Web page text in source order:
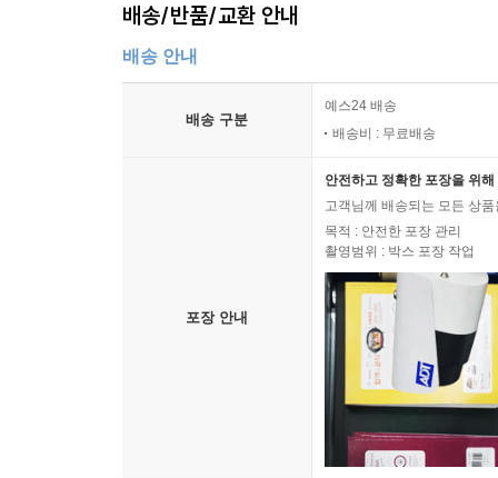
배송/반품/교환 안내
배송 안내
배송 구분
예스24 배송
배송비 : 무료배송
포장 안내
안전하고 정확한 포장을 위
고객님께 배송되는 모든 상
목적 : 안전한 포장 관리
촬영범위 : 박스 포장 작업